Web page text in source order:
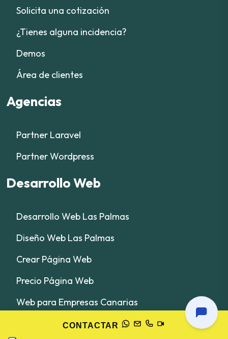
Solicita una cotización
¿Tienes alguna incidencia?
Demos
Área de clientes
Agencias
Partner Laravel
Partner Wordpress
Desarrollo Web
Desarrollo Web Las Palmas
Diseño Web Las Palmas
Crear Página Web
Precio Página Web
Web para Empresas Canarias